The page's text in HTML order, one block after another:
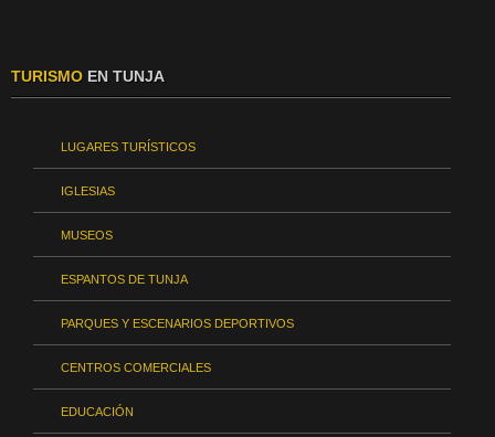
TURISMO EN TUNJA
LUGARES TURÍSTICOS
IGLESIAS
MUSEOS
ESPANTOS DE TUNJA
PARQUES Y ESCENARIOS DEPORTIVOS
CENTROS COMERCIALES
EDUCACIÓN